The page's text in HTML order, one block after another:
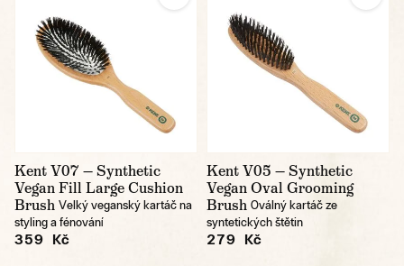
Kent V07 — Synthetic
Vegan Fill Large Cushion
Brush Velký veganský kartáč na
styling a fénování
359 Kč
Kent V05 — Synthetic
Vegan Oval Grooming
Brush Oválný kartáč ze
syntetických štětin
279 Kč